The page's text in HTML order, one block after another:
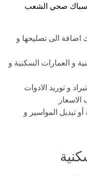
سباك صحي الشعب
الى تصليحها و
و العمارات السكنية و
و توريد الادوات
تبديل المواسير و